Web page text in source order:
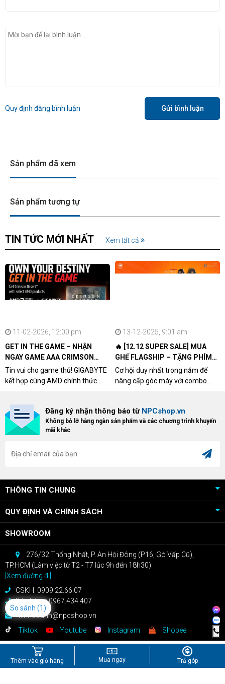
Thêm vào giỏ hàng Mua ngay Trả góp
Quy định đăng bình luận Gửi bình luận
Sản phẩm đã xem
Sản phẩm tương tự
TIN TỨC MỚI NHẤT Xem tất cả
11-02-2026, 12:00 pm
GET IN THE GAME – NHẬN
NGAY GAME AAA CRIMSON
DESERT CÙNG GIGABYTE &
AMD
Tin vui cho game thủ! GIGABYTE
kết hợp cùng AMD chính thức
khách hàng sở hữu VGA Radeon
RX 9070 / RX 9070 XT.
13-12-2025, 9:01 am
🔥 [12.12 SUPER SALE] MUA
GHẾ FLAGSHIP – TẶNG PHÍM
CƠ XỊN
Cơ hội duy nhất trong năm để
nâng cấp góc máy với combo
dòng ghế Gaming cao cấp nhất,
bạn sẽ nhận ngay quà tặng trị giá
Đăng ký nhận thông báo từ NPCshop.vn
Không bỏ lỡ hàng ngàn sản phẩm và các chương trình khuyến
mãi khác
THÔNG TIN CHUNG
QUY ĐỊNH VÀ CHÍNH SÁCH
SHOWROOM
276/32 Thống Nhất, P. An Hội Đông (P16, Gò Vấp Cũ),
TP.HCM (Làm việc từ T2 - T7 lúc 9h đến 18h30)
[Xem đường đi]
CSKH: 0909.22.66.07
Bán hàng: 0967.434.407
kinhdoanh@npcshop.vn
Tiktok
Youtube Instagram Shopee
So sánh (1)